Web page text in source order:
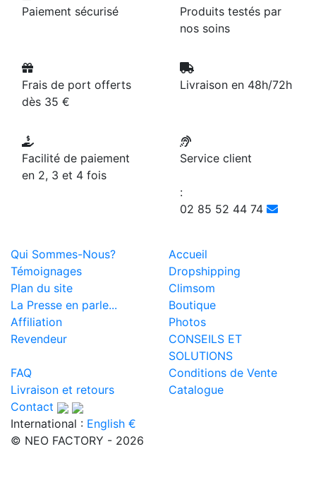
Paiement sécurisé
Produits testés par
nos soins
Frais de port offerts
dès 35 €
Livraison en 48h/72h
Facilité de paiement
en 2, 3 et 4 fois
Service client
:
02 85 52 44 74
Qui Sommes-Nous?
Accueil
Témoignages
Dropshipping
Plan du site
Climsom
La Presse en parle...
Boutique
Affiliation
Photos
Revendeur
CONSEILS ET
SOLUTIONS
FAQ
Conditions de Vente
Livraison et retours
Catalogue
Contact
International : English €
© NEO FACTORY - 2026